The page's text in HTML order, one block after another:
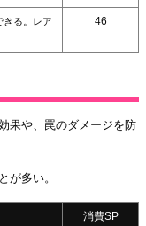
きる。レア
46
果や、罠のダメージを防
が多い。
消費SP